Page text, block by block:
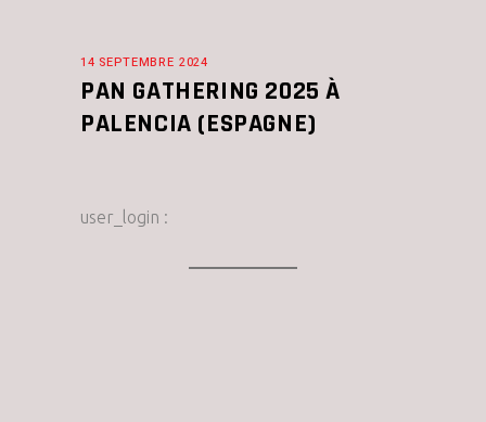
14 SEPTEMBRE 2024
PAN GATHERING 2025 À
PALENCIA (ESPAGNE)
user_login :